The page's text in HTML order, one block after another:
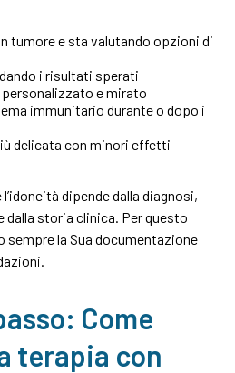
tumore e sta valutando opzioni di
i risultati sperati
e mirato
immunitario durante o dopo i
delicata con minori effetti
dipende dalla diagnosi,
dalla storia clinica. Per questo
la Sua documentazione
Come
terapia con